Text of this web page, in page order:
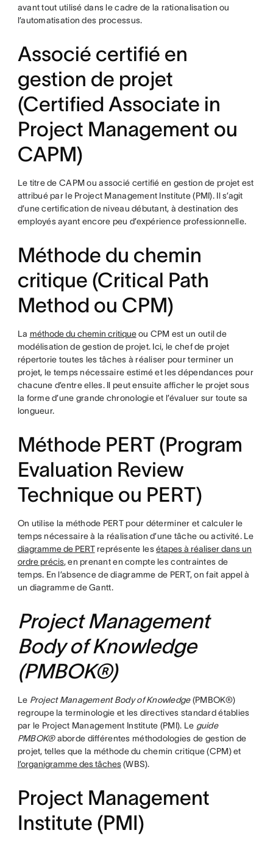
avant tout utilisé dans le cadre de la rationalisation ou
l’automatisation des processus.
Associé certifié en
gestion de projet
(Certified Associate in
Project Management ou
CAPM)
Le titre de CAPM ou associé certifié en gestion de projet est
attribué par le Project Management Institute (PMI). Il s’agit
d’une certification de niveau débutant, à destination des
employés ayant encore peu d’expérience professionnelle.
Méthode du chemin
critique (Critical Path
Method ou CPM)
La méthode du chemin critiqueou CPM est un outil de
modélisation de gestion de projet. Ici, le chef de projet
répertorie toutes les tâches à réaliser pour terminer un
projet, le temps nécessaire estimé et les dépendances pour
chacune d’entre elles. Il peut ensuite afficher le projet sous
la forme d’une grande chronologie et l’évaluer sur toute sa
longueur.
Méthode PERT (Program
Evaluation Review
Technique ou PERT)
On utilise la méthode PERT pour déterminer et calculer le
temps nécessaire à la réalisation d’une tâche ou activité. Le
diagramme de PERTreprésente lesétapes à réaliser dans un
ordre précis, en prenant en compte les contraintes de
temps. En l’absence de diagramme de PERT, on fait appel à
un diagramme de Gantt.
Project Management
Body of Knowledge
(PMBOK®)
Le Project Management Body of Knowledge(PMBOK®)
regroupe la terminologie et les directives standard établies
par le Project Management Institute (PMI). Le guide
PMBOK®aborde différentes méthodologies de gestion de
projet, telles que la méthode du chemin critique (CPM) et
l’organigramme des tâches(WBS).
Project Management
Institute (PMI)